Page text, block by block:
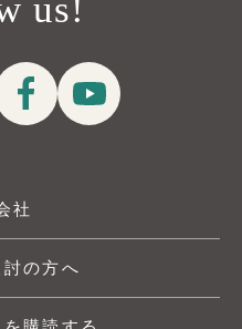
us!
社
の方へ